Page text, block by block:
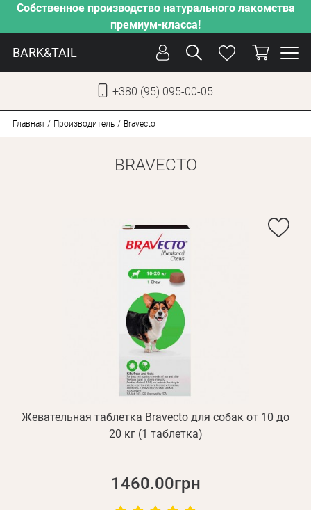
Собственное производство натурального лакомства
премиум-класса!
BARK&TAIL
+380 (95) 095-00-05
СОБАКИ
НАШЕ ПРОИЗВОДСТВО
НОВИНКИ
АКЦИИ
О КОМПАНИИ
БЛОГ
Оплата и доставка
Программа лояльности
Оптовым клиентам
+380 (95) 095-00-05
Главная Производитель Bravecto
BRAVECTO
Жевательная таблетка Bravecto для собак от 10 до
20 кг (1 таблетка)
1460.00грн